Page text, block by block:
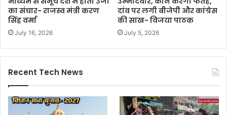
का संचार- राजस्व मंत्री करण
सिंह वर्मा
July 16, 2026
दांव पर लगी बीजेपी और कांग्रेस
की साख- विजया पाठक
July 5, 2026
Recent Tech News